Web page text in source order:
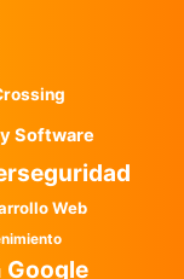
Software
Web
Google